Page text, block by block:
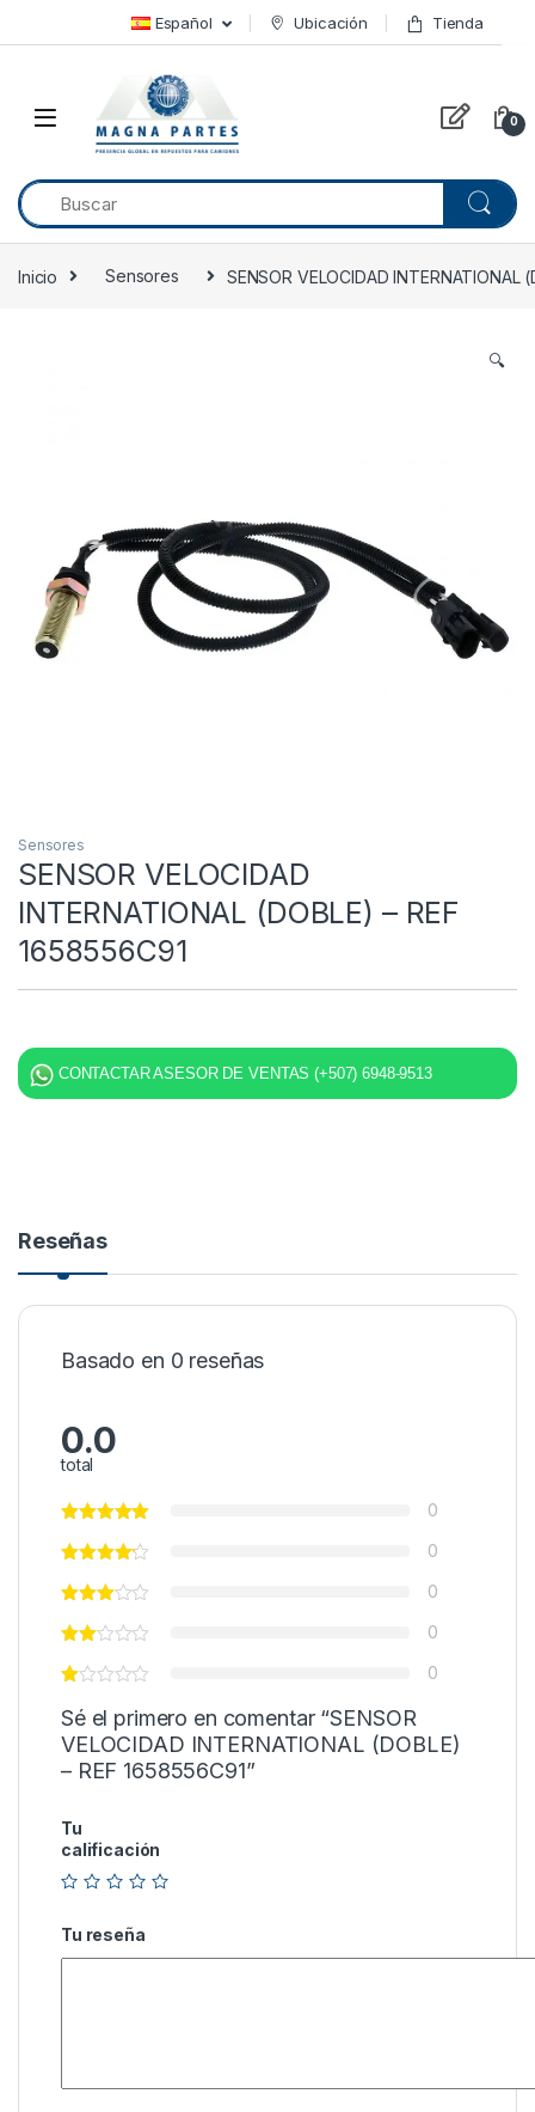
Skip to navigation Español Ubicación Tienda
0
Inicio Sensores SENSOR VELOCIDAD INTERNATIONAL
🔍
Sensores
SENSOR VELOCIDAD
INTERNATIONAL (DOBLE) – REF
1658556C91
CONTACTAR ASESOR DE VENTAS (+507) 6948-9513
Reseñas
Basado en 0 reseñas
0.0
total
0
0
0
0
0
Sé el primero en comentar “SENSOR
VELOCIDAD INTERNATIONAL (DOBLE)
– REF 1658556C91”
Tu
calificación
Tu reseña